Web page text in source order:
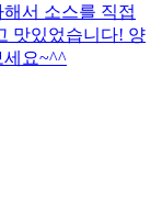
서 소스를 직접
맛있었습니다! 양
세요~^^